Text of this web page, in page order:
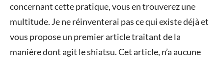
2015
Shiatsu
concernant cette pratique, vous en trouverez une
multitude. Je ne réinventerai pas ce qui existe déjà et
vous propose un premier article traitant de la
manière dont agit le shiatsu. Cet article, n’a aucune